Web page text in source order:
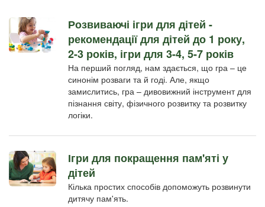
Розвиваючі ігри для дітей -
рекомендації для дітей до 1 року,
2-3 років, ігри для 3-4, 5-7 років
На перший погляд, нам здається, що гра – це
синонім розваги та й годі. Але, якщо
замислитись, гра – дивовижний інструмент для
пізнання світу, фізичного розвитку та розвитку
логіки.
Ігри для покращення пам'яті у
дітей
Кілька простих способів допоможуть розвинути
дитячу пам'ять.